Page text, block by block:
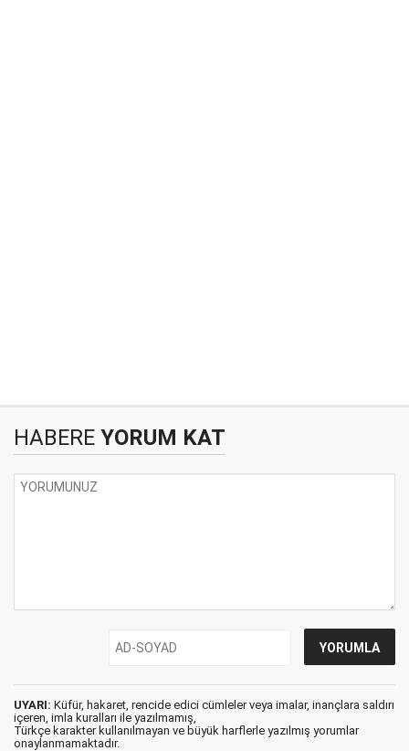
HABERE YORUM KAT
UYARI: Küfür, hakaret, rencide edici cümleler veya imalar, inançlara saldırı
içeren, imla kuralları ile yazılmamış,
Türkçe karakter kullanılmayan ve büyük harflerle yazılmış yorumlar
onaylanmamaktadır.